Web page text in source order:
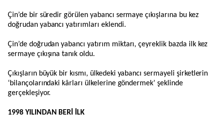
Çin’de bir süredir görülen yabancı sermaye çıkışlarına bu kez
doğrudan yabancı yatırımları eklendi.
Çin’de doğrudan yabancı yatırım miktarı, çeyreklik bazda ilk kez
sermaye çıkışına tanık oldu.
Çıkışların büyük bir kısmı, ülkedeki yabancı sermayeli şirketlerin
‘bilançolarındaki kârları ülkelerine göndermek’ şeklinde
gerçekleşiyor.
1998 YILINDAN BERİ İLK